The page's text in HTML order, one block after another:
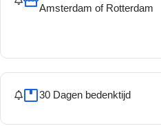
Amsterdam of Rotterdam
30 Dagen bedenktijd